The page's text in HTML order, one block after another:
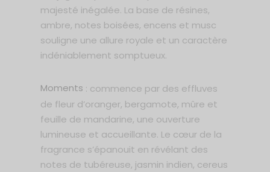
majesté inégalée. La base de résines,
ambre, notes boisées, encens et musc
souligne une allure royale et un caractère
indéniablement somptueux.
Moments : commence par des effluves
de fleur d’oranger, bergamote, mûre et
feuille de mandarine, une ouverture
lumineuse et accueillante. Le cœur de la
fragrance s’épanouit en révélant des
notes de tubéreuse, jasmin indien, cereus